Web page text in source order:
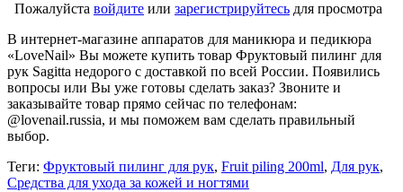
Пожалуйста войдите или зарегистрируйтесь для просмотра
В интернет-магазине аппаратов для маникюра и педикюра
«LoveNail» Вы можете купить товар Фруктовый пилинг для
рук Sagitta недорого с доставкой по всей России. Появились
вопросы или Вы уже готовы сделать заказ? Звоните и
заказывайте товар прямо сейчас по телефонам:
@lovenail.russia, и мы поможем вам сделать правильный
выбор.
Теги: Фруктовый пилинг для рук, Fruit piling 200ml, Для рук,
Средства для ухода за кожей и ногтями